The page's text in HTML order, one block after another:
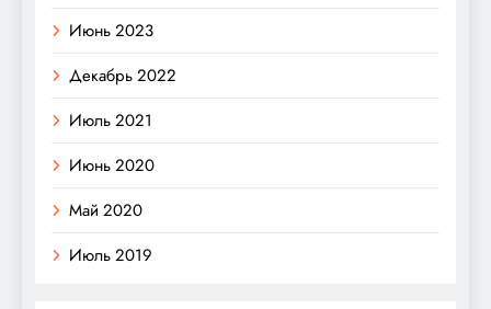
Июнь 2023
Декабрь 2022
Июль 2021
Июнь 2020
Май 2020
Июль 2019